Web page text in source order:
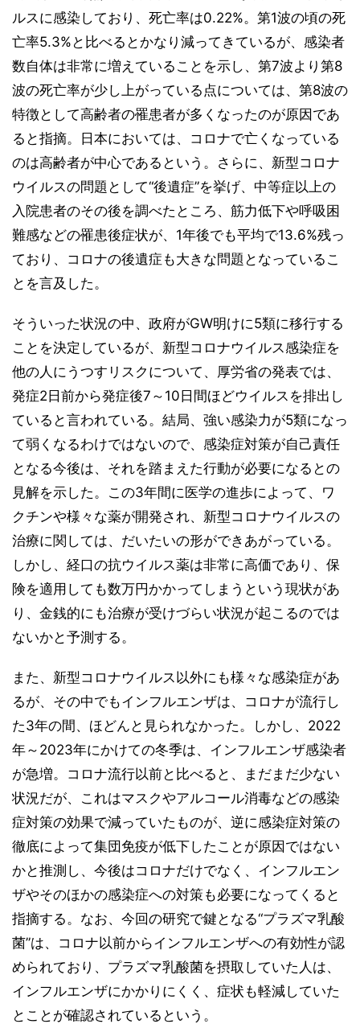
ルスに感染しており、死亡率は0.22%。第1波の頃の死
亡率5.3%と比べるとかなり減ってきているが、感染者
数自体は非常に増えていることを示し、第7波より第8
波の死亡率が少し上がっている点については、第8波の
特徴として高齢者の罹患者が多くなったのが原因であ
ると指摘。日本においては、コロナで亡くなっている
のは高齢者が中心であるという。さらに、新型コロナ
ウイルスの問題として“後遺症”を挙げ、中等症以上の
入院患者のその後を調べたところ、筋力低下や呼吸困
難感などの罹患後症状が、1年後でも平均で13.6%残っ
ており、コロナの後遺症も大きな問題となっているこ
とを言及した。
そういった状況の中、政府がGW明けに5類に移行する
ことを決定しているが、新型コロナウイルス感染症を
他の人にうつすリスクについて、厚労省の発表では、
発症2日前から発症後7～10日間ほどウイルスを排出し
ていると言われている。結局、強い感染力が5類になっ
て弱くなるわけではないので、感染症対策が自己責任
となる今後は、それを踏まえた行動が必要になるとの
見解を示した。この3年間に医学の進歩によって、ワ
クチンや様々な薬が開発され、新型コロナウイルスの
治療に関しては、だいたいの形ができあがっている。
しかし、経口の抗ウイルス薬は非常に高価であり、保
険を適用しても数万円かかってしまうという現状があ
り、金銭的にも治療が受けづらい状況が起こるのでは
ないかと予測する。
また、新型コロナウイルス以外にも様々な感染症があ
るが、その中でもインフルエンザは、コロナが流行し
た3年の間、ほどんと見られなかった。しかし、2022
年～2023年にかけての冬季は、インフルエンザ感染者
が急増。コロナ流行以前と比べると、まだまだ少ない
状況だが、これはマスクやアルコール消毒などの感染
症対策の効果で減っていたものが、逆に感染症対策の
徹底によって集団免疫が低下したことが原因ではない
かと推測し、今後はコロナだけでなく、インフルエン
ザやそのほかの感染症への対策も必要になってくると
指摘する。なお、今回の研究で鍵となる“プラズマ乳酸
菌”は、コロナ以前からインフルエンザへの有効性が認
められており、プラズマ乳酸菌を摂取していた人は、
インフルエンザにかかりにくく、症状も軽減していた
とことが確認されているという。